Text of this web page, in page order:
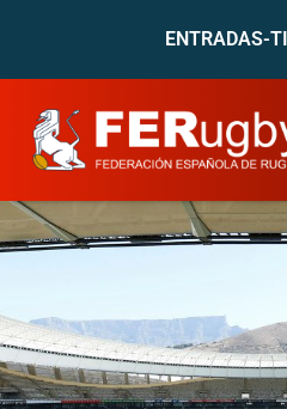
ENTRADAS-